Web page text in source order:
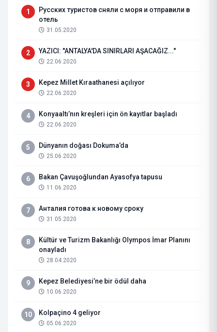
1
Русских туристов сняли с моря и отправили в
отель
31.05.2020
2 YAZICI: "ANTALYA'DA SINIRLARI AŞACAĞIZ..."
22.06.2020
3 Kepez Millet Kıraathanesi açılıyor
22.06.2020
4 Konyaaltı’nın kreşleri için ön kayıtlar başladı
22.06.2020
5 Dünyanın doğası Dokuma’da
25.06.2020
6 Bakan Çavuşoğlundan Ayasofya tapusu
11.06.2020
7 Анталия готова к новому сроку
31.05.2020
8
Kültür ve Turizm Bakanlığı Olympos İmar Planını
onayladı
28.04.2020
9 Kepez Belediyesi’ne bir ödül daha
10.06.2020
10 Kolpaçino 4 geliyor
05.06.2020